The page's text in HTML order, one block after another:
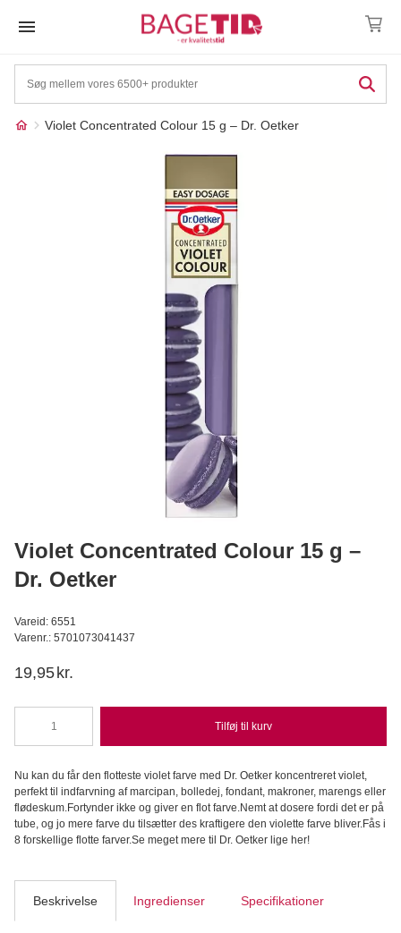
Violet Concentrated Colour 15 g – Dr. Oetker
Måske kunne nogle af
disse produkter have din
Gelatinblad 12 stk - Dr. Oetker
Læg i kurv
Violet Concentrated Colour 15 g –
Dr. Oetker
Vareid: 6551
Varenr.: 5701073041437
19,95 kr.
Concentrated
15
g
-
Dr.
Oetker
Tilføj til kurv
Nu kan du får den flotteste violet farve med Dr. Oetker koncentreret violet,
perfekt til indfarvning af marcipan, bolledej, fondant, makroner, marengs eller
flødeskum.Fortynder ikke og giver en flot farve.Nemt at dosere fordi det er på
tube, og jo mere farve du tilsætter des kraftigere den violette farve bliver.Fås i
8 forskellige flotte farver.Se meget mere til Dr. Oetker lige her!
Beskrivelse Ingredienser Specifikationer